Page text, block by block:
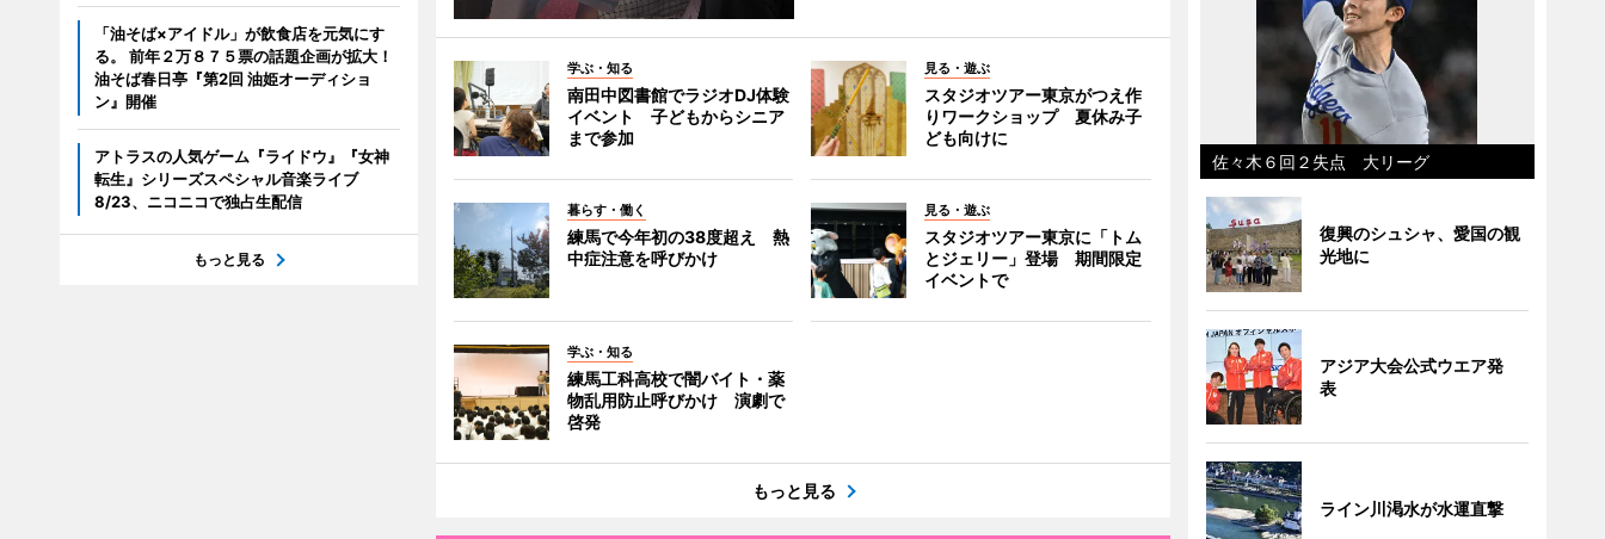
学ぶ・知る
南田中図書館でラジオDJ体験
イベント 子どもからシニア
まで参加
見る・遊ぶ
スタジオツアー東京がつえ作
りワークショップ 夏休み子
ども向けに
暮らす・働く
練馬で今年初の38度超え 熱
中症注意を呼びかけ
見る・遊ぶ
スタジオツアー東京に「トム
とジェリー」登場 期間限定
イベントで
学ぶ・知る
練馬工科高校で闇バイト・薬
物乱用防止呼びかけ 演劇で
啓発
もっと見る
「油そば×アイドル」が飲食店を元気にす
る。 前年２万８７５票の話題企画が拡大！
油そば春日亭『第2回 油姫オーディショ
ン』開催
アトラスの人気ゲーム『ライドウ』『女神
転生』シリーズスペシャル音楽ライブ
8/23、ニコニコで独占生配信
もっと見る
佐々木６回２失点 大リーグ
復興のシュシャ、愛国の観
光地に
アジア大会公式ウエア発
表
ライン川渇水が水運直撃